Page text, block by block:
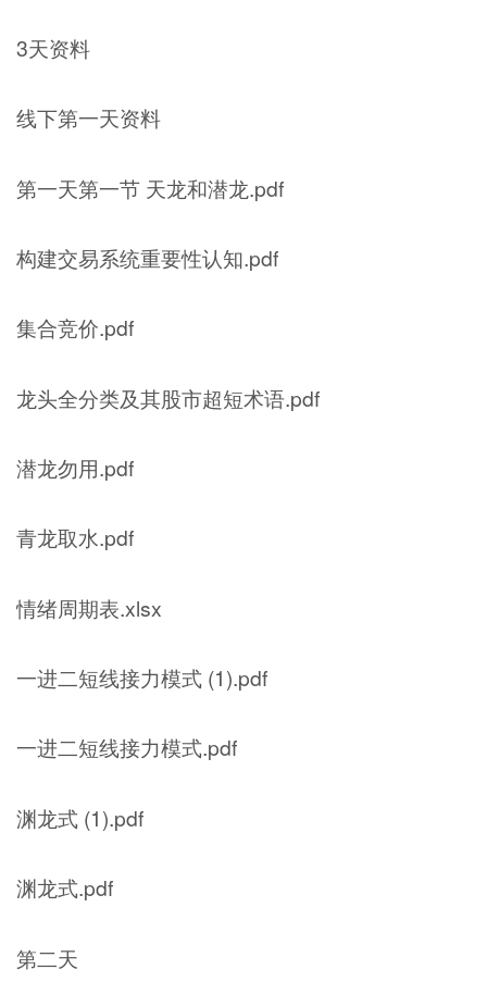
3天资料
线下第一天资料
第一天第一节 天龙和潜龙.pdf
构建交易系统重要性认知.pdf
集合竞价.pdf
龙头全分类及其股市超短术语.pdf
潜龙勿用.pdf
青龙取水.pdf
情绪周期表.xlsx
一进二短线接力模式 (1).pdf
一进二短线接力模式.pdf
渊龙式 (1).pdf
渊龙式.pdf
第二天